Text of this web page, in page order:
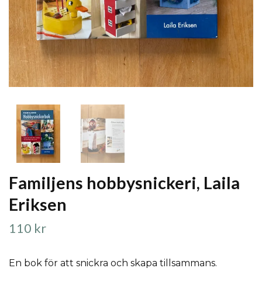
Familjens hobbysnickeri, Laila
Eriksen
110 kr
En bok för att snickra och skapa tillsammans.